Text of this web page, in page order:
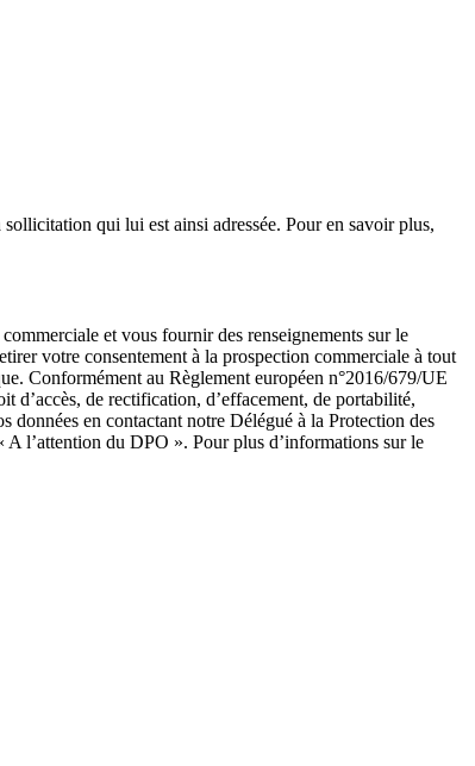
qui lui est ainsi adressée. Pour en savoir plus,
et vous fournir des renseignements sur le
votre consentement à la prospection commerciale à tout
Conformément au Règlement européen n°2016/679/UE
de rectification, d’effacement, de portabilité,
données en contactant notre Délégué à la Protection des
l’attention du DPO ». Pour plus d’informations sur le